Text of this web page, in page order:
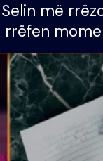
më
rrëfen
e BB
e mëngjesit